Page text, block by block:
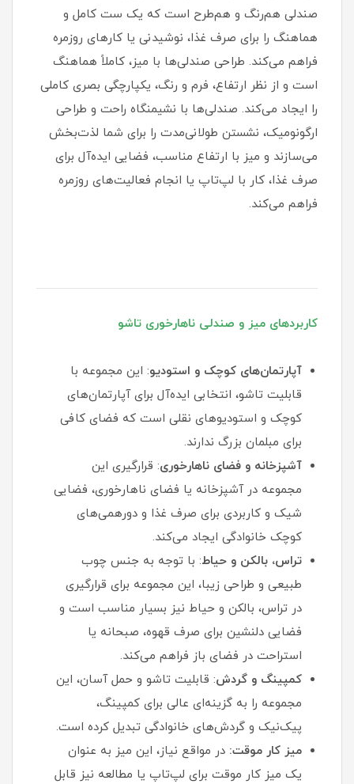
صندلی هم‌رنگ و هم‌طرح است که یک ست کامل و
هماهنگ را برای صرف غذا، نوشیدنی یا کارهای روزمره
فراهم می‌کند. طراحی صندلی‌ها با میز، کاملاً هماهنگ
است و از نظر ارتفاع، فرم و رنگ، یکپارچگی بصری کاملی
را ایجاد می‌کند. صندلی‌ها با نشیمنگاه راحت و طراحی
ارگونومیک، نشستن طولانی‌مدت را برای شما لذت‌بخش
می‌سازند و میز با ارتفاع مناسب، فضایی ایده‌آل برای
صرف غذا، کار با لپ‌تاپ یا انجام فعالیت‌های روزمره
فراهم می‌کند.
کاربردهای میز و صندلی ناهارخوری تاشو
آپارتمان‌های کوچک و استودیو: این مجموعه با
قابلیت تاشو، انتخابی ایده‌آل برای آپارتمان‌های
کوچک و استودیوهای نقلی است که فضای کافی
برای مبلمان بزرگ ندارند.
آشپزخانه و فضای ناهارخوری: قرارگیری این
مجموعه در آشپزخانه یا فضای ناهارخوری، فضایی
شیک و کاربردی برای صرف غذا و دورهمی‌های
کوچک خانوادگی ایجاد می‌کند.
تراس، بالکن و حیاط: با توجه به جنس چوب
طبیعی و طراحی زیبا، این مجموعه برای قرارگیری
در تراس، بالکن و حیاط نیز بسیار مناسب است و
فضایی دلنشین برای صرف قهوه، صبحانه یا
استراحت در فضای باز فراهم می‌کند.
کمپینگ و گردش: قابلیت تاشو و حمل آسان، این
مجموعه را به گزینه‌ای عالی برای کمپینگ،
پیک‌نیک و گردش‌های خانوادگی تبدیل کرده است.
میز کار موقت: در مواقع نیاز، این میز به عنوان
یک میز کار موقت برای لپ‌تاپ یا مطالعه نیز قابل